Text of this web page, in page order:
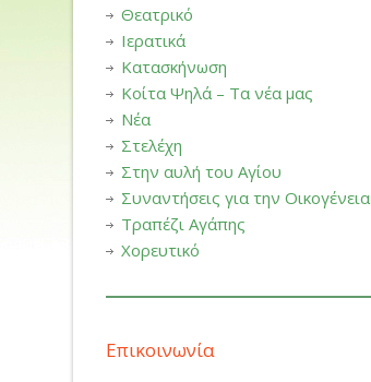
Θεατρικό
Ιερατικά
Κατασκήνωση
Κοίτα Ψηλά – Τα νέα μας
Νέα
Στελέχη
Στην αυλή του Αγίου
Συναντήσεις για την Οικογένεια
Τραπέζι Αγάπης
Χορευτικό
Επικοινωνία